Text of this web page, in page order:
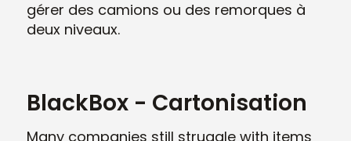
gérer des camions ou des remorques à
deux niveaux.
BlackBox - Cartonisation
Many companies still struggle with items